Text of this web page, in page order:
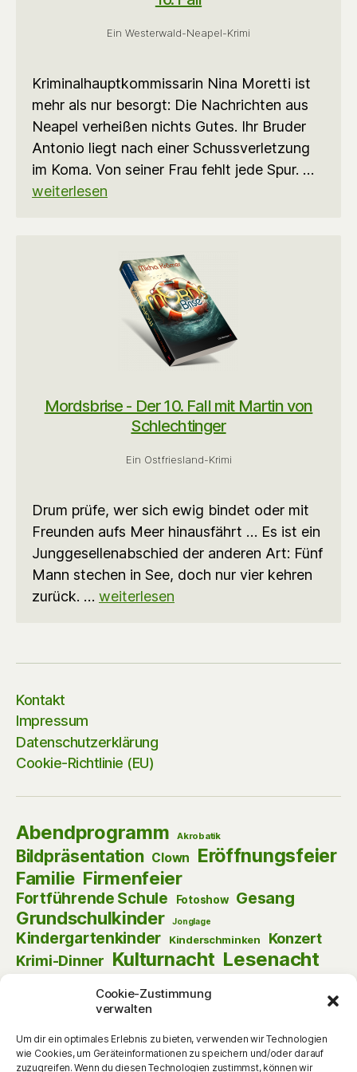
Cookie-Zustimmung
verwalten
Um dir ein optimales Erlebnis zu bieten, verwenden wir Technologien
wie Cookies, um Geräteinformationen zu speichern und/oder darauf
zuzugreifen. Wenn du diesen Technologien zustimmst, können wir
Ein Westerwald-Neapel-Krimi
Kriminalhauptkommissarin Nina Moretti ist
mehr als nur besorgt: Die Nachrichten aus
Neapel verheißen nichts Gutes. Ihr Bruder
Antonio liegt nach einer Schussverletzung
im Koma. Von seiner Frau fehlt jede Spur. …
weiterlesen
Mordsbrise - Der 10. Fall mit Martin von
Schlechtinger
Ein Ostfriesland-Krimi
Drum prüfe, wer sich ewig bindet oder mit
Freunden aufs Meer hinausfährt … Es ist ein
Junggesellenabschied der anderen Art: Fünf
Mann stechen in See, doch nur vier kehren
zurück. … weiterlesen
Kontakt
Impressum
Datenschutzerklärung
Cookie-Richtlinie (EU)
Abendprogramm Akrobatik
Bildpräsentation Clown Eröffnungsfeier
Familie Firmenfeier
Fortführende Schule Fotoshow Gesang
Grundschulkinder Jonglage
Kindergartenkinder Kinderschminken Konzert
Krimi-Dinner Kulturnacht Lesenacht
Pantomime Puppentheater
Szenische Lesung
Tag der offenen Tür Tanz Theater
Themenabend Vernissage Vorlesen